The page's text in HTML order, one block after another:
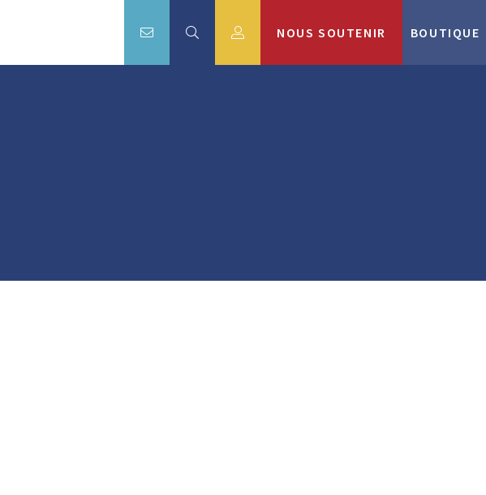
NOUS SOUTENIR BOUTIQUE